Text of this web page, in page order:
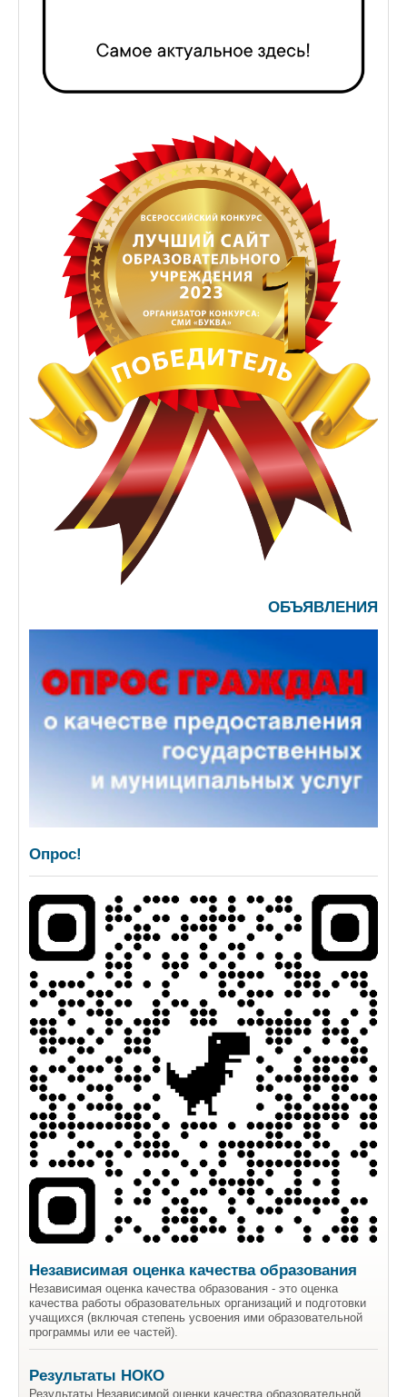
ОБЪЯВЛЕНИЯ
Опрос!
Независимая оценка качества образования
Независимая оценка качества образования - это оценка
качества работы образовательных организаций и подготовки
учащихся (включая степень усвоения ими образовательной
программы или ее частей).
Результаты НОКО
Результаты Независимой оценки качества образовательной